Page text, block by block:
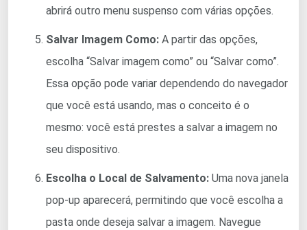
abrirá outro menu suspenso com várias opções.
Salvar Imagem Como: A partir das opções,
escolha “Salvar imagem como” ou “Salvar como”.
Essa opção pode variar dependendo do navegador
que você está usando, mas o conceito é o
mesmo: você está prestes a salvar a imagem no
seu dispositivo.
Escolha o Local de Salvamento: Uma nova janela
pop-up aparecerá, permitindo que você escolha a
pasta onde deseja salvar a imagem. Navegue